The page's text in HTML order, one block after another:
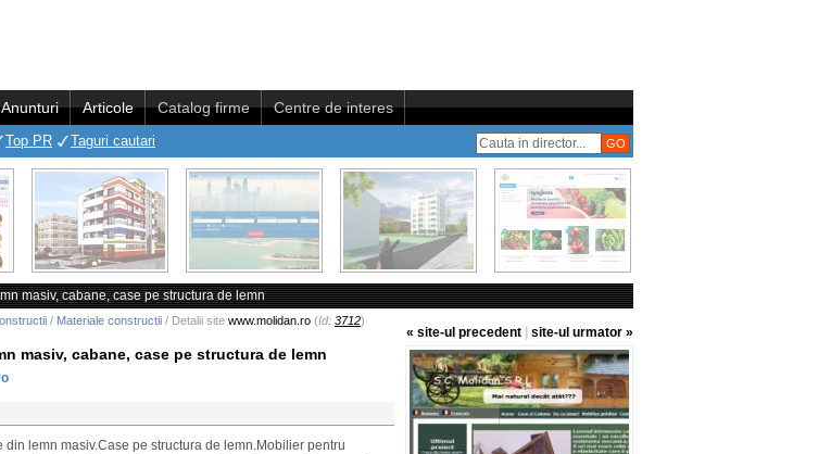
Anunturi Articole Catalog firme Centre de interes
Top PR Taguri cautari
masiv, cabane, case pe structura de lemn
/ Materiale constructii / Detalii site www.molidan.ro (Id: 3712)
« site-ul precedent site-ul urmator »
masiv, cabane, case pe structura de lemn
din lemn masiv.Case pe structura de lemn.Mobilier pentru